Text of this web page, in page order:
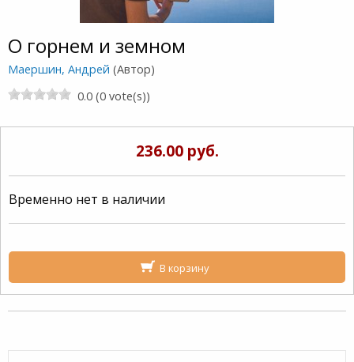
О горнем и земном
Маершин, Андрей (Автор)
0.0 (0 vote(s))
236.00 руб.
Временно нет в наличии
В корзину